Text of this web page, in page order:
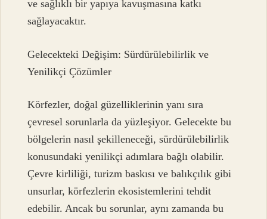
ve sağlıklı bir yapıya kavuşmasına katkı
sağlayacaktır.
Gelecekteki Değişim: Sürdürülebilirlik ve
Yenilikçi Çözümler
Körfezler, doğal güzelliklerinin yanı sıra
çevresel sorunlarla da yüzleşiyor. Gelecekte bu
bölgelerin nasıl şekilleneceği, sürdürülebilirlik
konusundaki yenilikçi adımlara bağlı olabilir.
Çevre kirliliği, turizm baskısı ve balıkçılık gibi
unsurlar, körfezlerin ekosistemlerini tehdit
edebilir. Ancak bu sorunlar, aynı zamanda bu